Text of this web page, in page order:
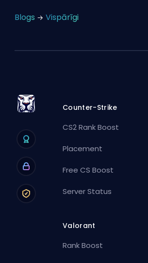
Blogs Vispārīgi
Counter-Strike
CS2 Rank Boost
Placement
Free CS Boost
Server Status
Valorant
Rank Boost